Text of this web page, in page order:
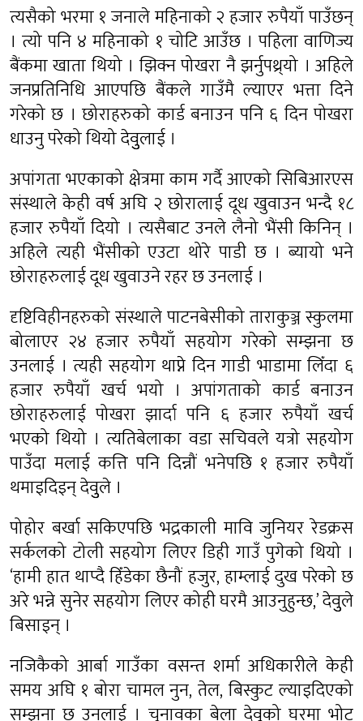
त्यसैको भरमा १ जनाले महिनाको २ हजार रुपैयाँ पाउँछन्
। त्यो पनि ४ महिनाको १ चोटि आउँछ । पहिला वाणिज्य
बैंकमा खाता थियो । झिक्न पोखरा नै झर्नुपथ्र्यो । अहिले
जनप्रतिनिधि आएपछि बैंकले गाउँमै ल्याएर भत्ता दिने
गरेको छ । छोराहरुको कार्ड बनाउन पनि ६ दिन पोखरा
धाउनु परेको थियो देवुुलाई ।
अपांगता भएकाको क्षेत्रमा काम गर्दै आएको सिबिआरएस
संस्थाले केही वर्ष अघि २ छोरालाई दूध खुवाउन भन्दै १८
हजार रुपैयाँ दियो । त्यसैबाट उनले लैनो भैंसी किनिन् ।
अहिले त्यही भैंसीको एउटा थोरे पाडी छ । ब्यायो भने
छोराहरुलाई दूध खुवाउने रहर छ उनलाई ।
दृष्टिविहीनहरुको संस्थाले पाटनबेसीको ताराकुञ्ज स्कुलमा
बोलाएर २४ हजार रुपैयाँ सहयोग गरेको सम्झना छ
उनलाई । त्यही सहयोग थाप्ने दिन गाडी भाडामा लिँदा ६
हजार रुपैयाँ खर्च भयो । अपांगताको कार्ड बनाउन
छोराहरुलाई पोखरा झार्दा पनि ६ हजार रुपैयाँ खर्च
भएको थियो । त्यतिबेलाका वडा सचिवले यत्रो सहयोग
पाउँदा मलाई कत्ति पनि दिन्नौं भनेपछि १ हजार रुपैयाँ
थमाइदिइन् देवुुले ।
पोहोर बर्खा सकिएपछि भद्रकाली मावि जुनियर रेडक्रस
सर्कलको टोली सहयोग लिएर डिही गाउँ पुगेको थियो ।
‘हामी हात थाप्दै हिँडेका छैनौं हजुर, हाम्लाई दुख परेको छ
अरे भन्ने सुनेर सहयोग लिएर कोही घरमै आउनुहुन्छ,’ देवुुले
बिसाइन् ।
नजिकैको आर्बा गाउँका वसन्त शर्मा अधिकारीले केही
समय अघि १ बोरा चामल नुन, तेल, बिस्कुट ल्याइदिएको